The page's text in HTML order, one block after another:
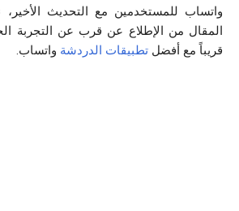
واتساب للمستخدمين مع التحديث
المقال من الإطلاع عن قرب عن التجربة
قريباً مع أفضل تطبيقات الدردشة واتساب.